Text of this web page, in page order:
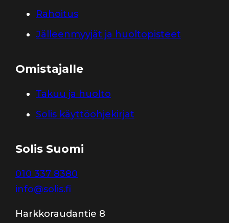
Rahoitus
Jälleenmyyjät ja huoltopisteet
Omistajalle
Takuu ja huolto
Solis käyttöohjekirjat
Solis Suomi
010 337 8380
info@solis.fi
Harkkoraudantie 8